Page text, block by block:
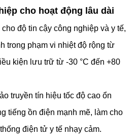
cho hoạt động lâu dài
độ tin cậy công nghiệp và y tế,
trong phạm vi nhiệt độ rộng từ
kiện lưu trữ từ -30 °C đến +80
truyền tín hiệu tốc độ cao ổn
tiếng ồn điện mạnh mẽ, làm cho
điện tử y tế nhạy cảm.